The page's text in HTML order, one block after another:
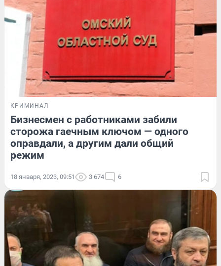
КРИМИНАЛ
Бизнесмен c работниками забили
сторожа гаечным ключом — одного
оправдали, а другим дали общий
режим
18 января, 2023, 09:51 3 674 6